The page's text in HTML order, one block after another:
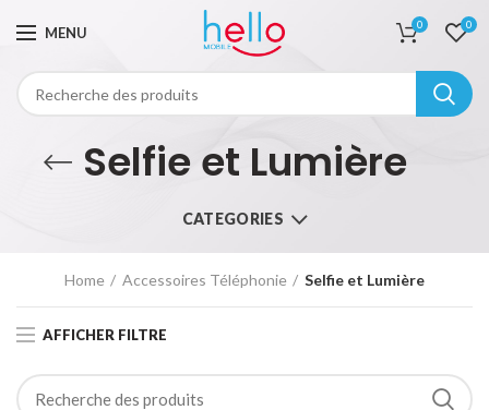
MENU 0 0
Selfie et Lumière
CATEGORIES
Home Accessoires Téléphonie Selfie et Lumière
AFFICHER FILTRE